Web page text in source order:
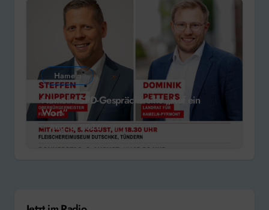
Hameln
Hameln: SPD-Gesprächsreihe „Auf ein
Wort“
Aug. 6, 2026